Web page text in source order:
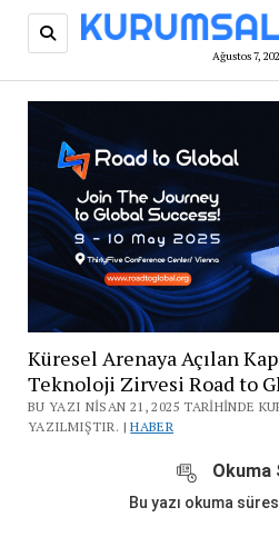
Ağustos 7,
Küresel Arenaya Açılan
Teknoloji Zirvesi Road to
BU YAZI NISAN 21, 2025 TARIHINDE
YAZILMIŞTIR. |HABER
Okuma
Bu yazı okuma